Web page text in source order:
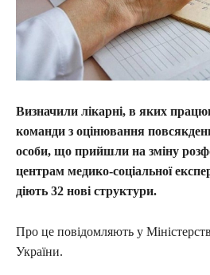
Визначили лікарні, в яких
команди з оцінювання
особи, що прийшли на зміну
центрам медико-соціальної
діють 32 нові структури.
Про це повідомляють у
України.